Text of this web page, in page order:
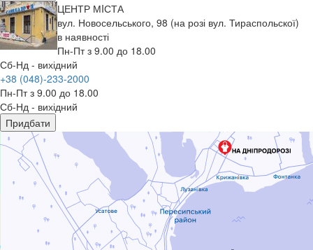
ЦЕНТР МIСТА
вул. Новосельського, 98 (на розі вул. Тираспольскої)
в наявності
Пн-Пт з 9.00 до 18.00
Сб-Нд - вихідний
+38 (048)-233-2000
Пн-Пт з 9.00 до 18.00
Сб-Нд - вихідний
Придбати